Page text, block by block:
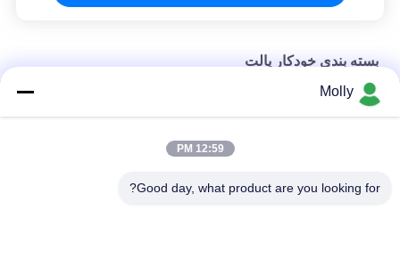
بسته بندی خودکار پالت
دستگاه بسته بندی پالت اتوماتیک استرچ
Molly
12:59 PM
Good day, what product are you looking for?